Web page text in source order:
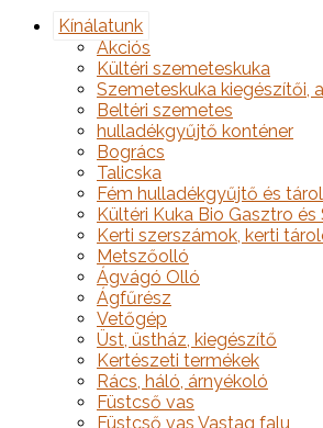
Kínálatunk
Akciós
Kültéri szemeteskuka
Szemeteskuka kiegészítői,
Beltéri szemetes
hulladékgyűjtő konténer
Bogrács
Talicska
Fém hulladékgyűjtő és
Kültéri Kuka Bio Gasztro és
Kerti szerszámok, kerti
Metszőolló
Ágvágó Olló
Ágfűrész
Vetőgép
Üst, üstház, kiegészítő
Kertészeti termékek
Rács, háló, árnyékoló
Füstcső vas
Füstcső vas Vastag falu